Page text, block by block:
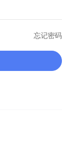
忘记密码